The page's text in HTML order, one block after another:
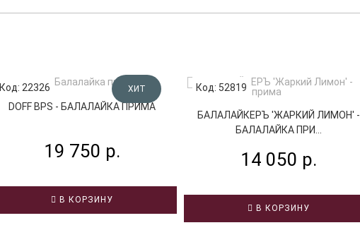
Код: 22326 ХИТ
DOFF BPS - БАЛАЛАЙКА ПРИМА
19 750 р.
В КОРЗИНУ
Код: 52819
БАЛАЛАЙКЕРЪ 'ЖАРКИЙ ЛИМОН' -
БАЛАЛАЙКА ПРИ...
14 050 р.
В КОРЗИНУ